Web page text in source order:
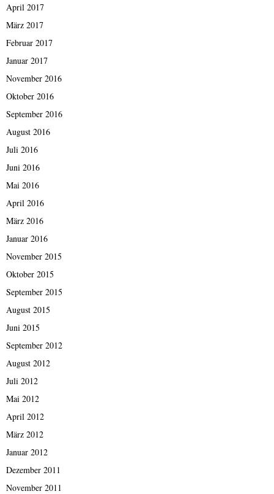
April 2017
März 2017
Februar 2017
Januar 2017
November 2016
Oktober 2016
September 2016
August 2016
Juli 2016
Juni 2016
Mai 2016
April 2016
März 2016
Januar 2016
November 2015
Oktober 2015
September 2015
August 2015
Juni 2015
September 2012
August 2012
Juli 2012
Mai 2012
April 2012
März 2012
Januar 2012
Dezember 2011
November 2011